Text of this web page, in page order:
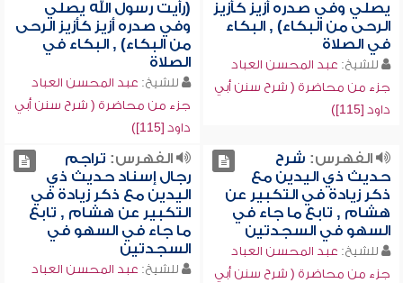
يصلي وفي صدره أزيز كأزيز
الرحى من البكاء) , البكاء
في الصلاة
للشيخ: عبد المحسن العباد
جزء من محاضرة ( شرح سنن أبي
داود [115])
(رأيت رسول الله يصلي
وفي صدره أزيز كأزيز الرحى
من البكاء) , البكاء في
الصلاة
للشيخ: عبد المحسن العباد
جزء من محاضرة ( شرح سنن أبي
داود [115])
الفهرس: شرح
حديث ذي اليدين مع
ذكر زيادة في التكبير عن
هشام , تابع ما جاء في
السهو في السجدتين
للشيخ: عبد المحسن العباد
جزء من محاضرة ( شرح سنن أبي
الفهرس: تراجم
رجال إسناد حديث ذي
اليدين مع ذكر زيادة في
التكبير عن هشام , تابع
ما جاء في السهو في
السجدتين
للشيخ: عبد المحسن العباد